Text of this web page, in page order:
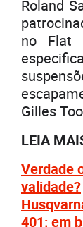
Roland
no Flat
Gilles
LEIA
Verdade
validade?
401; em